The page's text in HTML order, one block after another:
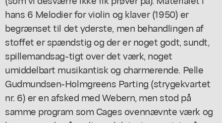
hans 6 Melodier for violin og klaver (1950) er
begrænset til det yderste, men behandlingen af
stoffet er spændstig og der er noget godt, sundt,
spillemandsag-tigt over det værk, noget
umiddelbart musikantisk og charmerende. Pelle
Gudmundsen-Holmgreens Parting (strygekvartet
nr. 6) er en afsked med Webern, men stod på
samme program som Cages ovennævnte værk og